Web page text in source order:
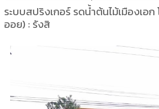
ระบบสปริงเกอร์ รดน้ำต้นไม้เมืองเอ
ออย) : รังสิ